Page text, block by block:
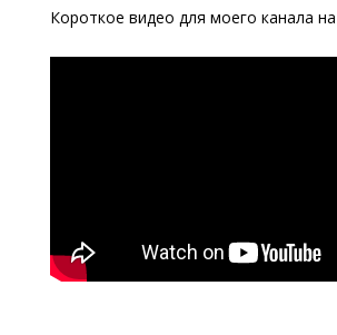
Короткое видео для моего канала